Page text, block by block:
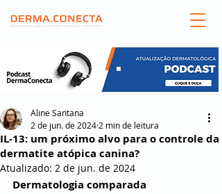
IL-13: um próximo alvo para o controle da
dermatite atópica canina?
Aline Santana
2 de jun. de 2024 2 min de leitura
Atualizado: 2 de jun. de 2024
Dermatologia comparada